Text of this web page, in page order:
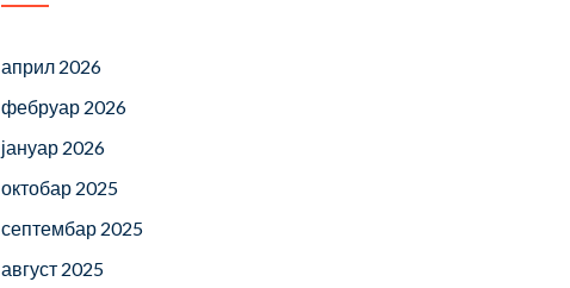
април 2026
фебруар 2026
јануар 2026
октобар 2025
септембар 2025
август 2025